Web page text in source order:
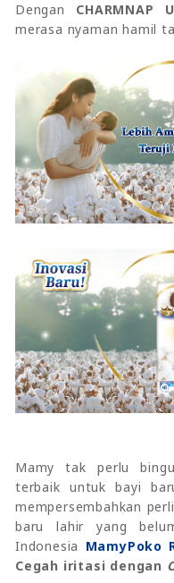
Dengan CHARMNAP
merasa nyaman hamil
Mamy tak perlu
terbaik untuk bayi
mempersembahkan
baru lahir yang
Indonesia MamyPoko
Cegah iritasi dengan